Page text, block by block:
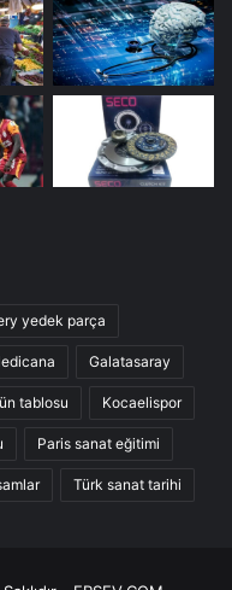
yedek parça
Galatasaray
tablosu Kocaelispor
Paris sanat eğitimi
Türk sanat tarihi